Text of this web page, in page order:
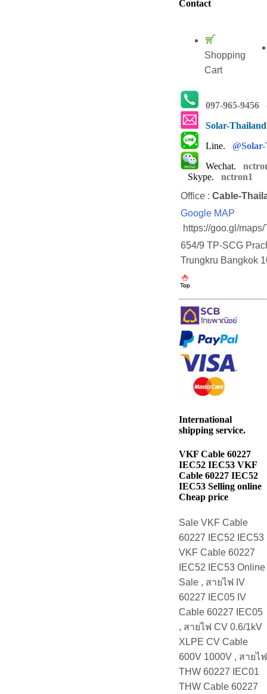
Contact
Shopping
Cart
097-965-9456
Solar-
Line.
Wechat.
Skype. nctron1
Office : Cable-
Google MAP
https://goo.gl/
654/9 TP-SCG
Trungkru Bangkok
International
shipping service.
VKF Cable 60227
IEC52 IEC53 VKF
Cable 60227 IEC52
IEC53 Selling online
Cheap price
Sale VKF Cable
60227 IEC52 IEC53
VKF Cable 60227
IEC52 IEC53 Online
Sale , สายไฟ IV
60227 IEC05 IV
Cable 60227 IEC05
, สายไฟ CV 0.6/1kV
XLPE CV Cable
600V 1000V , สายไฟ
THW 60227 IEC01
THW Cable 60227